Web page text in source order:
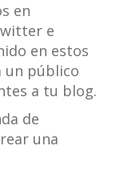
en
e
en estos
un público
a tu blog.
de
una